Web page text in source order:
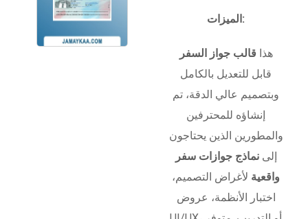
الميزات:
هذا قالب جواز السفر
قابل للتعديل بالكامل
وبتصميم عالي الدقة، تم
إنشاؤه للمحترفين
والمطورين الذين يحتاجون
إلىنماذج جوازات سفر
واقعية لأغراض التصميم،
اختبار الأنظمة، عروض